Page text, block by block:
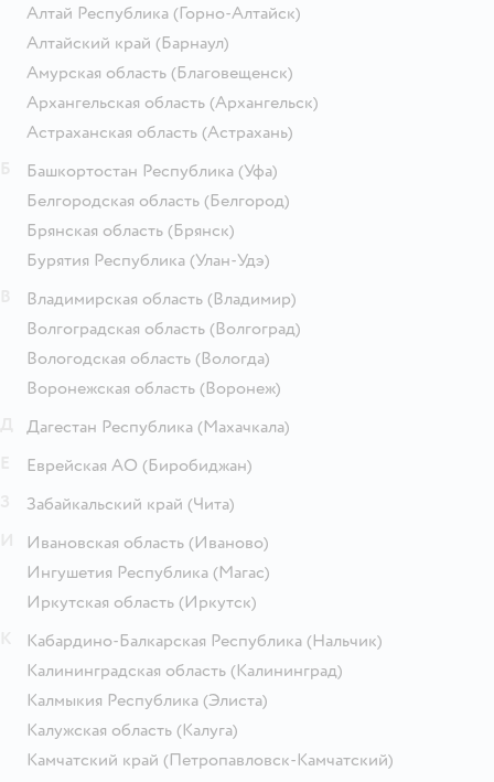
Алтай Республика (Горно-Алтайск)
Алтайский край (Барнаул)
Амурская область (Благовещенск)
Архангельская область (Архангельск)
Астраханская область (Астрахань)
Башкортостан Республика (Уфа)
Белгородская область (Белгород)
Брянская область (Брянск)
Бурятия Республика (Улан-Удэ)
Владимирская область (Владимир)
Волгоградская область (Волгоград)
Вологодская область (Вологда)
Воронежская область (Воронеж)
Дагестан Республика (Махачкала)
Еврейская АО (Биробиджан)
Забайкальский край (Чита)
Ивановская область (Иваново)
Ингушетия Республика (Магас)
Иркутская область (Иркутск)
Кабардино-Балкарская Республика (Нальчик)
Калининградская область (Калининград)
Калмыкия Республика (Элиста)
Калужская область (Калуга)
Камчатский край (Петропавловск-Камчатский)